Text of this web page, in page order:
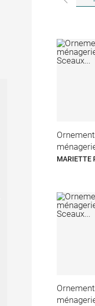
MARIETTE